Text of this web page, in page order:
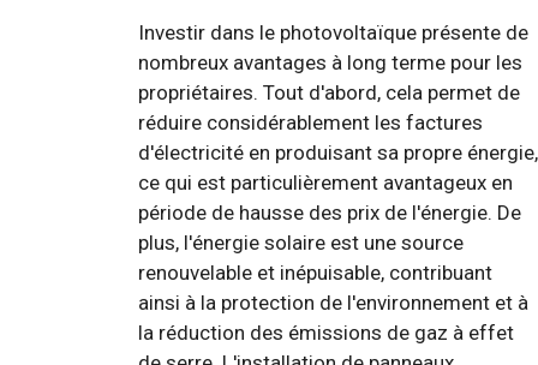
Investir dans le photovoltaïque présente de
nombreux avantages à long terme pour les
propriétaires. Tout d'abord, cela permet de
réduire considérablement les factures
d'électricité en produisant sa propre énergie,
ce qui est particulièrement avantageux en
période de hausse des prix de l'énergie. De
plus, l'énergie solaire est une source
renouvelable et inépuisable, contribuant
ainsi à la protection de l'environnement et à
la réduction des émissions de gaz à effet